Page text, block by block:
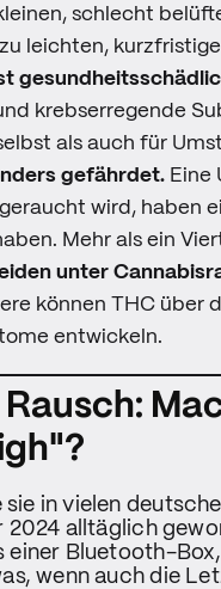
schlecht
leichten,
krebserregende
als auch für
gefährdet. Eine
wird, haben
Mehr als ein
unter
können THC über
entwickeln.
sie in vielen
2024 alltäglich
einer Bluetooth-
wenn auch die